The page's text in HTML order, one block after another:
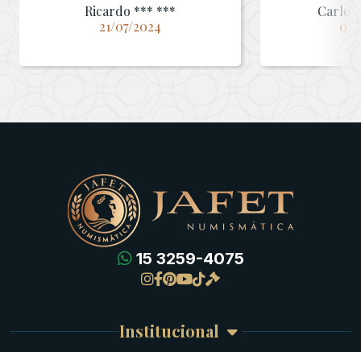
Ricardo *** ***
21/07/2024
03/
15 3259-4075
Institucional
Meus Pedidos
Carrinho de Compra
Gregas
Byzantinas
Bíblicas